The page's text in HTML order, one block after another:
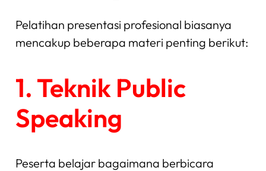
Pelatihan presentasi profesional biasanya
mencakup beberapa materi penting berikut:
1. Teknik Public
Speaking
Peserta belajar bagaimana berbicara